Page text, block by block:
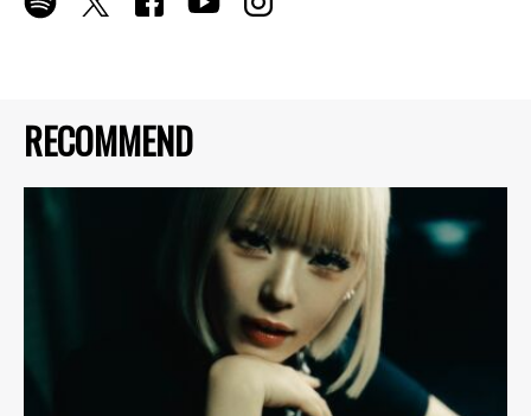
RECOMMEND